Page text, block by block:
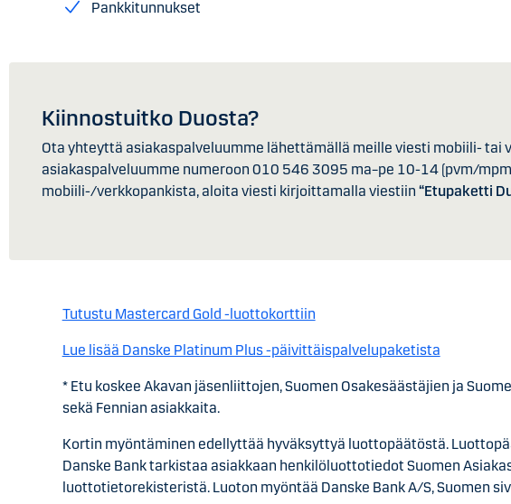
Pankkitunnukset
Kiinnostuitko Duosta?
Ota yhteyttä asiakaspalveluumme lähettämällä meille viesti mobiili- tai
asiakaspalveluumme numeroon 010 546 3095 ma–pe 10-14 (pvm/
mobiili-/verkkopankista, aloita viesti kirjoittamalla viestiin “Etupaketti
Tutustu Mastercard Gold -luottokorttiin
Lue lisää Danske Platinum Plus -päivittäispalvelupaketista
* Etu koskee Akavan jäsenliittojen, Suomen Osakesäästäjien ja
sekä Fennian asiakkaita.
Kortin myöntäminen edellyttää hyväksyttyä luottopäätöstä.
Danske Bank tarkistaa asiakkaan henkilöluottotiedot Suomen
luottotietorekisteristä. Luoton myöntää Danske Bank A/S, Suomen